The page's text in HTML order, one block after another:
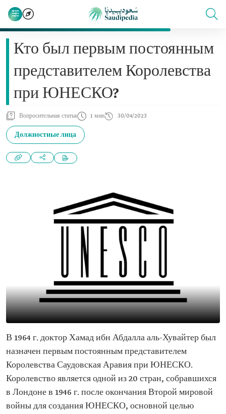
Кто был первым постоянным
представителем Королевства
при ЮНЕСКО?
Вопросительная статья 1 мин 30/04/2023
Должностные лица
В 1964 г. доктор Хамад ибн Абдалла аль-Хувайтер был
назначен первым постоянным представителем
Королевства Саудовская Аравия при ЮНЕСКО.
Королевство является одной из 20 стран, собравшихся
в Лондоне в 1946 г. после окончания Второй мировой
войны для создания ЮНЕСКО, основной целью